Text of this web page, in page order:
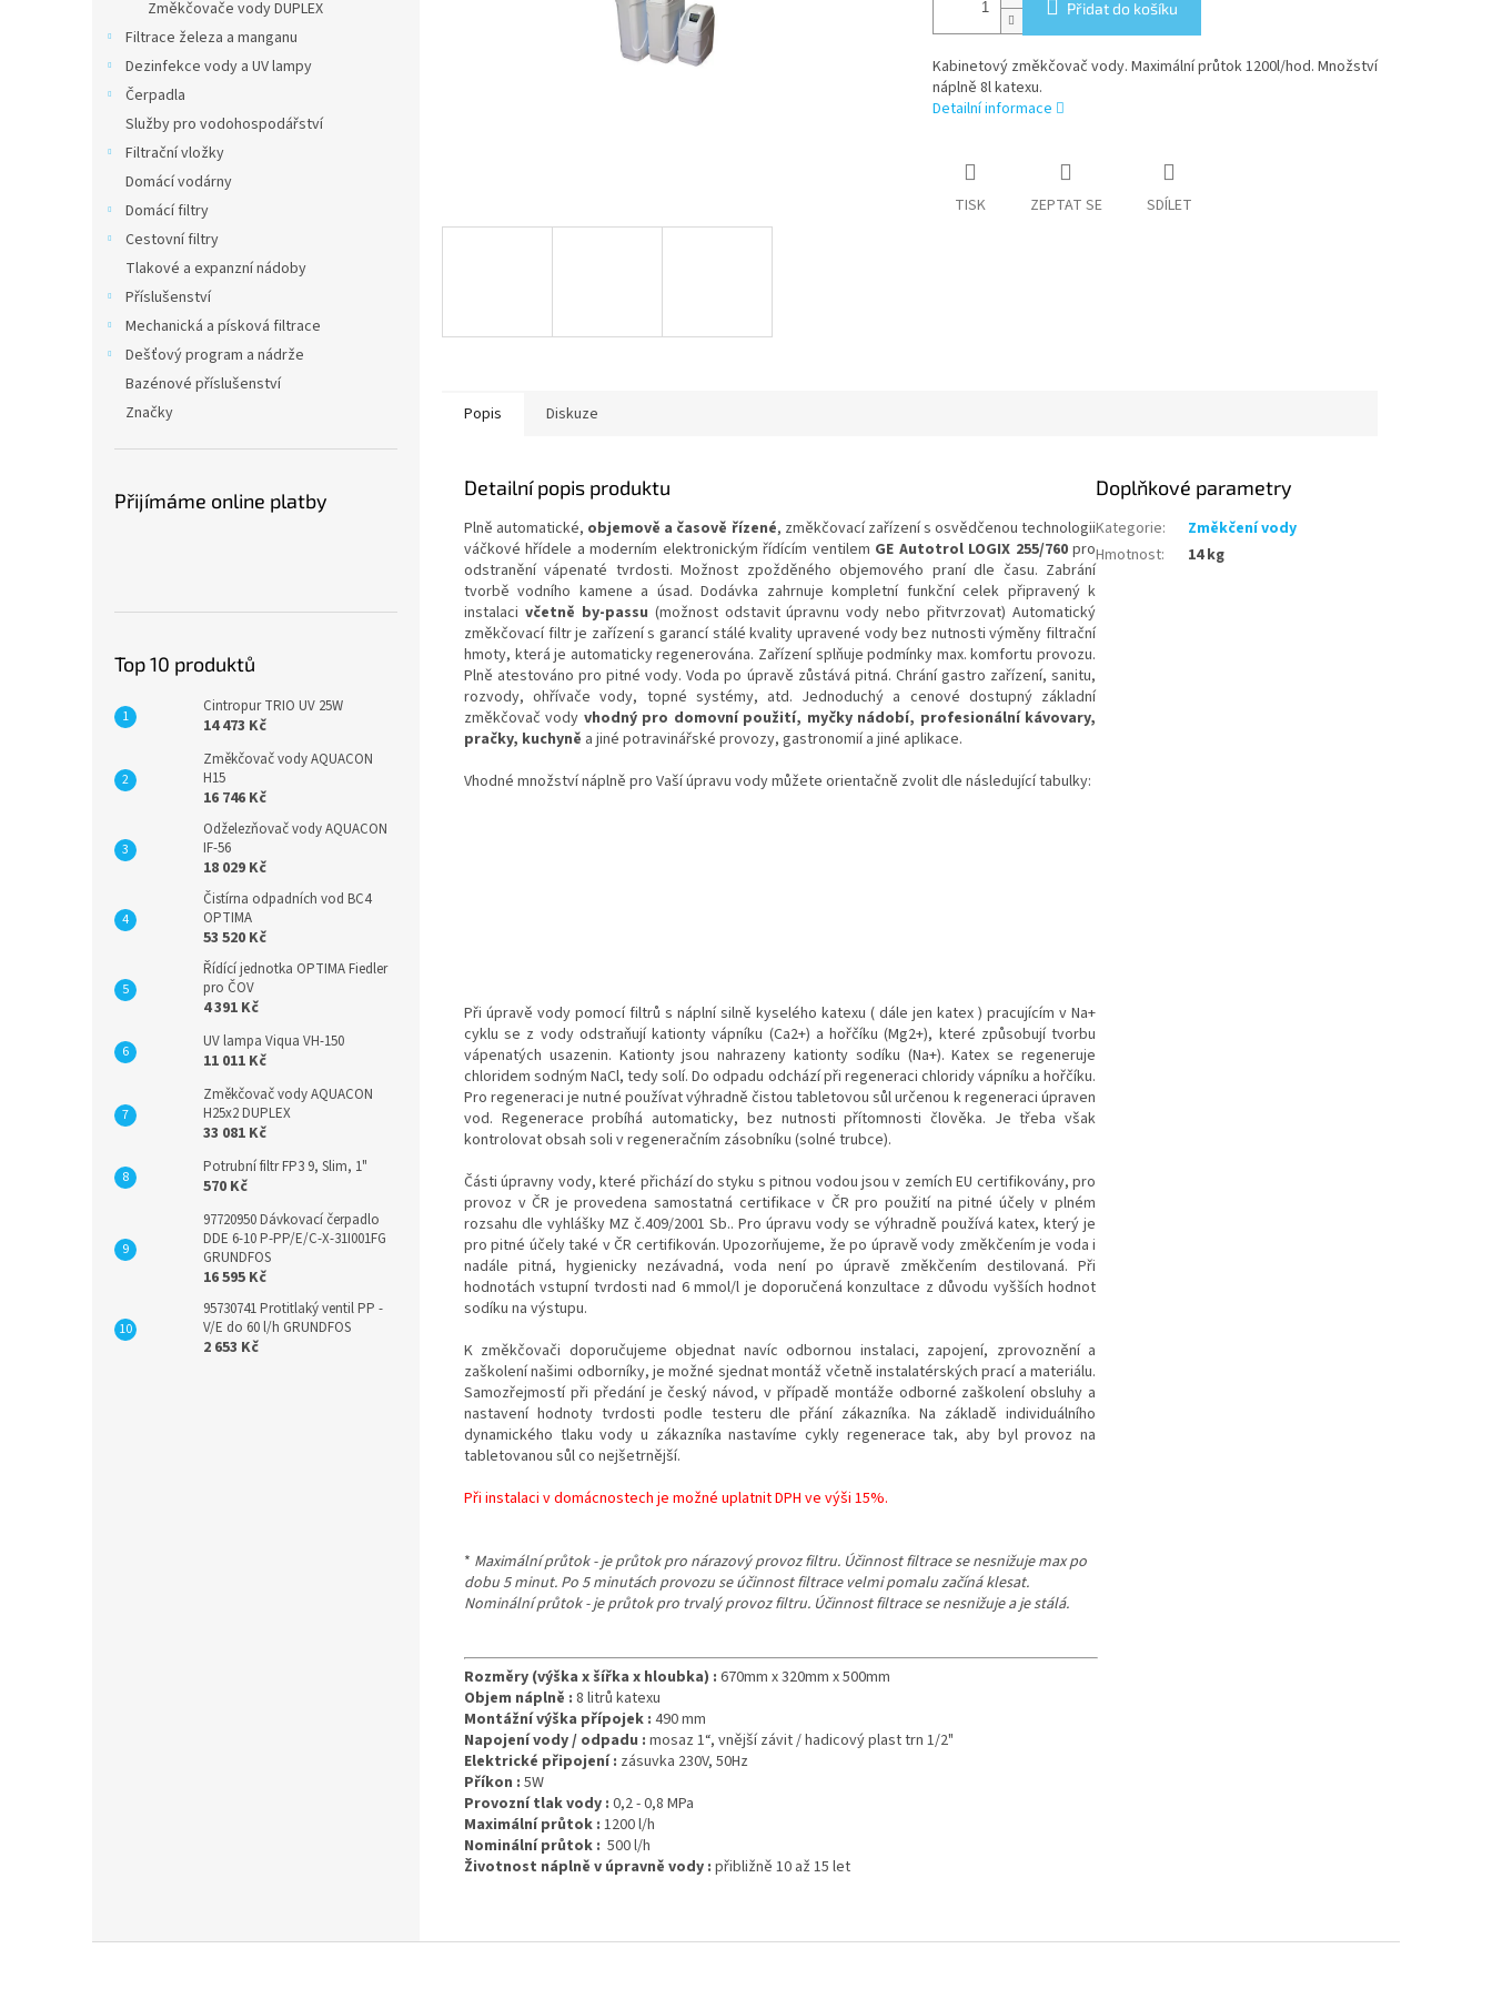
Změkčovače vody DUPLEX
Filtrace železa a manganu
Dezinfekce vody a UV lampy
Čerpadla
Služby pro vodohospodářství
Filtrační vložky
Domácí vodárny
Domácí filtry
Cestovní filtry
Tlakové a expanzní nádoby
Příslušenství
Mechanická a písková filtrace
Dešťový program a nádrže
Bazénové příslušenství
Značky
Přijímáme online platby
Top 10 produktů
Cintropur TRIO UV 25W
14 473 Kč
Změkčovač vody AQUACON
H15
16 746 Kč
Odželezňovač vody AQUACON
IF-56
18 029 Kč
Čistírna odpadních vod BC4
OPTIMA
53 520 Kč
Řídící jednotka OPTIMA Fiedler
pro ČOV
4 391 Kč
UV lampa Viqua VH-150
11 011 Kč
Změkčovač vody AQUACON
H25x2 DUPLEX
33 081 Kč
Potrubní filtr FP3 9, Slim, 1"
570 Kč
97720950 Dávkovací čerpadlo
DDE 6-10 P-PP/E/C-X-31I001FG
GRUNDFOS
16 595 Kč
95730741 Protitlaký ventil PP -
V/E do 60 l/h GRUNDFOS
2 653 Kč
Přidat do košíku
Kabinetový změkčovač vody. Maximální průtok 1200l/hod. Množství
náplně 8l katexu.
Detailní informace
TISK ZEPTAT SE SDÍLET
Popis Diskuze
Detailní popis produktu
Plně automatické, objemově a časově řízené, změkčovací zařízení s osvědčenou technologii
váčkové hřídele a moderním elektronickým řídícím ventilem GE Autotrol LOGIX 255/760pro
odstranění vápenaté tvrdosti. Možnost zpožděného objemového praní dle času. Zabrání
tvorbě vodního kamene a úsad. Dodávka zahrnuje kompletní funkční celek připravený k
instalaci včetně by-passu (možnost odstavit úpravnu vody nebo přitvrzovat) Automatický
změkčovací filtr je zařízení s garancí stálé kvality upravené vody bez nutnosti výměny filtrační
hmoty, která je automaticky regenerována. Zařízení splňuje podmínky max. komfortu provozu.
Plně atestováno pro pitné vody. Voda po úpravě zůstává pitná. Chrání gastro zařízení, sanitu,
rozvody, ohřívače vody, topné systémy, atd. Jednoduchý a cenové dostupný základní
změkčovač vody vhodný pro domovní použití, myčky nádobí, profesionální kávovary,
pračky, kuchyně a jiné potravinářské provozy, gastronomií a jiné aplikace.
Vhodné množství náplně pro Vaší úpravu vody můžete orientačně zvolit dle následující tabulky:
Při úpravě vody pomocí filtrů s náplní silně kyselého katexu ( dále jen katex ) pracujícím v Na+
cyklu se z vody odstraňují kationty vápníku (Ca2+) a hořčíku (Mg2+), které způsobují tvorbu
vápenatých usazenin. Kationty jsou nahrazeny kationty sodíku (Na+). Katex se regeneruje
chloridem sodným NaCl, tedy solí. Do odpadu odchází při regeneraci chloridy vápníku a hořčíku.
Pro regeneraci je nutné používat výhradně čistou tabletovou sůl určenou k regeneraci úpraven
vod. Regenerace probíhá automaticky, bez nutnosti přítomnosti člověka. Je třeba však
kontrolovat obsah soli v regeneračním zásobníku (solné trubce).
Části úpravny vody, které přichází do styku s pitnou vodou jsou v zemích EU certifikovány, pro
provoz v ČR je provedena samostatná certifikace v ČR pro použití na pitné účely v plném
rozsahu dle vyhlášky MZ č.409/2001 Sb.. Pro úpravu vody se výhradně používá katex, který je
pro pitné účely také v ČR certifikován. Upozorňujeme, že po úpravě vody změkčením je voda i
nadále pitná, hygienicky nezávadná, voda není po úpravě změkčením destilovaná. Při
hodnotách vstupní tvrdosti nad 6 mmol/l je doporučená konzultace z důvodu vyšších hodnot
sodíku na výstupu.
K změkčovači doporučujeme objednat navíc odbornou instalaci, zapojení, zprovoznění a
zaškolení našimi odborníky, je možné sjednat montáž včetně instalatérských prací a materiálu.
Samozřejmostí při předání je český návod, v případě montáže odborné zaškolení obsluhy a
nastavení hodnoty tvrdosti podle testeru dle přání zákazníka. Na základě individuálního
dynamického tlaku vody u zákazníka nastavíme cykly regenerace tak, aby byl provoz na
tabletovanou sůl co nejšetrnější.
Při instalaci v domácnostech je možné uplatnit DPH ve výši 15%.
* Maximální průtok - je průtok pro nárazový provoz filtru. Účinnost filtrace se nesnižuje max po
dobu 5 minut. Po 5 minutách provozu se účinnost filtrace velmi pomalu začíná klesat.
Nominální průtok - je průtok pro trvalý provoz filtru. Účinnost filtrace se nesnižuje a je stálá.
Rozměry (výška x šířka x hloubka) : 670mm x 320mm x 500mm
Objem náplně : 8 litrů katexu
Montážní výška přípojek : 490 mm
Napojení vody / odpadu : mosaz 1“, vnější závit / hadicový plast trn 1/2"
Elektrické připojení : zásuvka 230V, 50Hz
Příkon : 5W
Provozní tlak vody : 0,2 - 0,8 MPa
Maximální průtok : 1200 l/h
Nominální průtok : 500 l/h
Životnost náplně v úpravně vody : přibližně 10 až 15 let
Doplňkové parametry
Kategorie:
Změkčení vody
Hmotnost: 14 kg